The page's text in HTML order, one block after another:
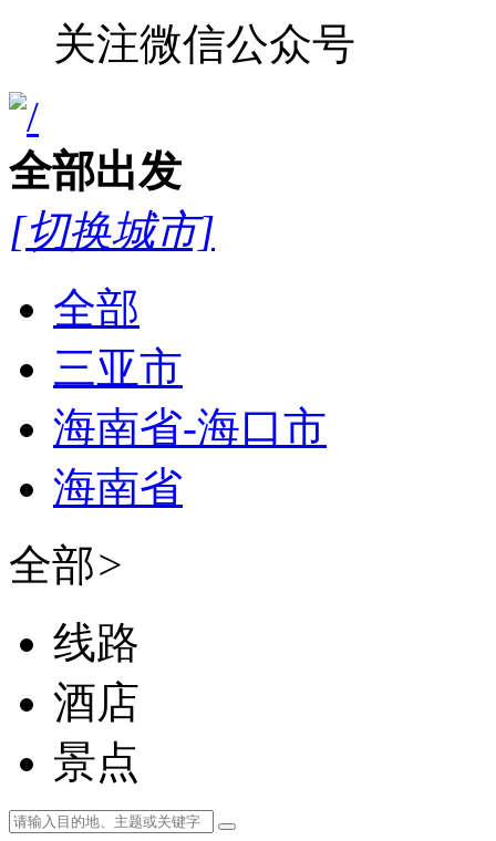
扫码快速进入
关注微信公众号
全部出发
[切换城市]
全部
三亚市
海南省-海口市
海南省